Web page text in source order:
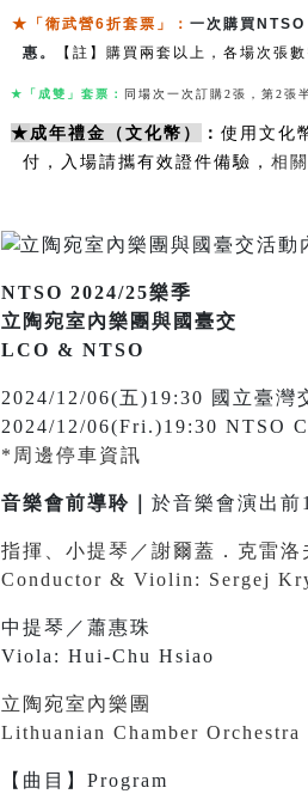
★「衛武營6折套票」 ： 一次購買
惠。
【註】購買兩套以上，各場次張數
★ 「成雙」套票： 同場次一次訂購2張，第2張
★成年禮金（文化幣） ：使用文化
付，入場請攜有效證件備驗， 相
NTSO 2024/25樂季
立陶宛室內樂團與國臺交
LCO & NTSO
2024/12/06(五)19:30 國立臺灣
2024/12/06(Fri.)19:30 NTSO
*周邊停車資訊
音樂會前導聆｜ 於音樂會演出
指揮、小提琴／謝爾蓋．克雷洛
Conductor & Violin: Sergej
中提琴／蕭惠珠
Viola: Hui-Chu Hsiao
立陶宛室內樂團
Lithuanian Chamber Orchestra
【曲目】Program